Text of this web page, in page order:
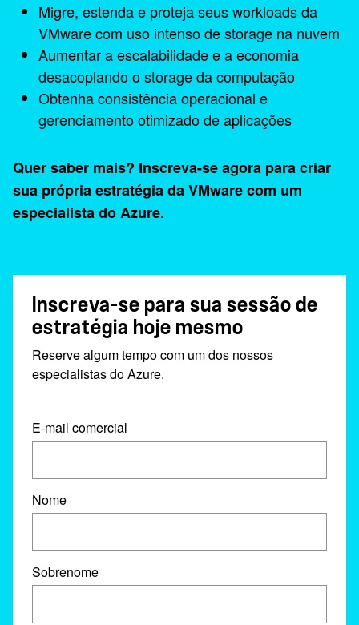
Migre, estenda e proteja seus workloads da
VMware com uso intenso de storage na nuvem
Aumentar a escalabilidade e a economia
desacoplando o storage da computação
Obtenha consistência operacional e
gerenciamento otimizado de aplicações
Quer saber mais? Inscreva-se agora para criar
sua própria estratégia da VMware com um
especialista do Azure.
Inscreva-se para sua sessão de
estratégia hoje mesmo
Reserve algum tempo com um dos nossos
especialistas do Azure.
E-mail comercial
Nome
Sobrenome